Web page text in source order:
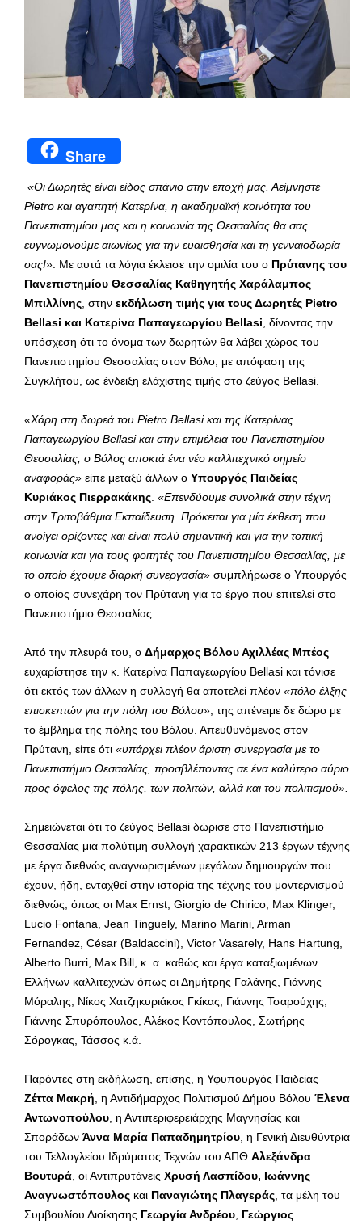
Share
«Οι Δωρητές είναι είδος σπάνιο στην εποχή μας. Αείμνηστε
Pietro και αγαπητή Κατερίνα, η ακαδημαϊκή κοινότητα του
Πανεπιστημίου μας και η κοινωνία της Θεσσαλίας θα σας
ευγνωμονούμε αιωνίως για την ευαισθησία και τη γενναιοδωρία
σας!» . Με αυτά τα λόγια έκλεισε την ομιλία του ο Πρύτανης του
Πανεπιστημίου Θεσσαλίας Καθηγητής Χαράλαμπος
Μπιλλίνης , στην εκδήλωση τιμής για τους Δωρητές Pietro
Bellasi και Κατερίνα Παπαγεωργίου Bellasi , δίνοντας την
υπόσχεση ότι το όνομα των δωρητών θα λάβει χώρος του
Πανεπιστημίου Θεσσαλίας στον Βόλο, με απόφαση της
Συγκλήτου, ως ένδειξη ελάχιστης τιμής στο ζεύγος Bellasi.
«Χάρη στη δωρεά του Pietro Bellasi και της Κατερίνας
Παπαγεωργίου Bellasi και στην επιμέλεια του Πανεπιστημίου
Θεσσαλίας, ο Βόλος αποκτά ένα νέο καλλιτεχνικό σημείο
αναφοράς» είπε μεταξύ άλλων ο Υπουργός Παιδείας
Κυριάκος Πιερρακάκης «Επενδύουμε συνολικά στην τέχνη
στην Τριτοβάθμια Εκπαίδευση. Πρόκειται για μία έκθεση που
ανοίγει ορίζοντες και είναι πολύ σημαντική και για την τοπική
κοινωνία και για τους φοιτητές του Πανεπιστημίου Θεσσαλίας, με
το οποίο έχουμε διαρκή συνεργασία» συμπλήρωσε ο Υπουργός
ο οποίος συνεχάρη τον Πρύτανη για το έργο που επιτελεί στο
Πανεπιστήμιο Θεσσαλίας.
Από την πλευρά του, ο Δήμαρχος Βόλου Αχιλλέας Μπέος
ευχαρίστησε την κ. Κατερίνα Παπαγεωργίου Bellasi και τόνισε
ότι εκτός των άλλων η συλλογή θα αποτελεί πλέον «πόλο έλξης
επισκεπτών για την πόλη του Βόλου» , της απένειμε δε δώρο με
το έμβλημα της πόλης του Βόλου. Απευθυνόμενος στον
Πρύτανη, είπε ότι «υπάρχει πλέον άριστη συνεργασία με το
Πανεπιστήμιο Θεσσαλίας, προσβλέποντας σε ένα καλύτερο αύριο
προς όφελος της πόλης, των πολιτών, αλλά και του πολιτισμού».
Σημειώνεται ότι το ζεύγος Bellasi δώρισε στο Πανεπιστήμιο
Θεσσαλίας μια πολύτιμη συλλογή χαρακτικών 213 έργων τέχνης
με έργα διεθνώς αναγνωρισμένων μεγάλων δημιουργών που
έχουν, ήδη, ενταχθεί στην ιστορία της τέχνης του μοντερνισμού
διεθνώς, όπως οι Max Ernst, Giorgio de Chirico, Max Klinger,
Lucio Fontana, Jean Tinguely, Marino Marini, Arman
Fernandez, César (Baldaccini), Victor Vasarely, Hans Hartung,
Alberto Burri, Max Bill, κ. α. καθώς και έργα καταξιωμένων
Ελλήνων καλλιτεχνών όπως οι Δημήτρης Γαλάνης, Γιάννης
Μόραλης, Νίκος Χατζηκυριάκος Γκίκας, Γιάννης Τσαρούχης,
Γιάννης Σπυρόπουλος, Αλέκος Κοντόπουλος, Σωτήρης
Σόρογκας, Τάσσος κ.ά.
Παρόντες στη εκδήλωση, επίσης, η Υφυπουργός Παιδείας
Ζέττα Μακρή , η Αντιδήμαρχος Πολιτισμού Δήμου Βόλου Έλενα
Αντωνοπούλου , η Αντιπεριφερειάρχης Μαγνησίας και
Σποράδων Άννα Μαρία Παπαδημητρίου , η Γενική Διευθύντρια
του Τελλογλείου Ιδρύματος Τεχνών του ΑΠΘ Αλεξάνδρα
Βουτυρά , οι Αντιπρυτάνεις Χρυσή Λασπίδου, Ιωάννης
Αναγνωστόπουλος και Παναγιώτης Πλαγεράς , τα μέλη του
Συμβουλίου Διοίκησης Γεωργία Ανδρέου Γεώργιος